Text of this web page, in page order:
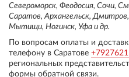
Североморск, Феодосия, Сочи,
Саратов, Архангельск,
Мытищи, Ногинск, Уфа и др.
По вопросам оплаты и
телефону в Саратове
региональных
формы обратной связи.